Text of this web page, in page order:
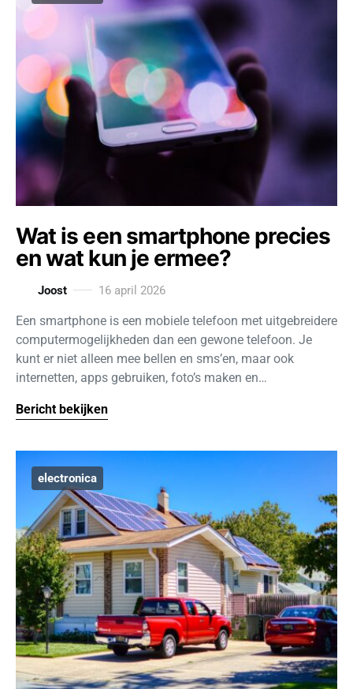
Wat is een smartphone precies
en wat kun je ermee?
Joost 16 april 2026
Een smartphone is een mobiele telefoon met uitgebreidere
computermogelijkheden dan een gewone telefoon. Je
kunt er niet alleen mee bellen en sms’en, maar ook
internetten, apps gebruiken, foto’s maken en…
Bericht bekijken
electronica